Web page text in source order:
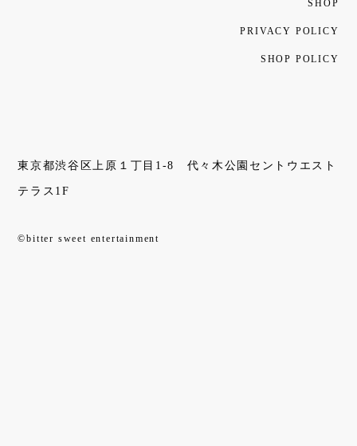
SHOP
PRIVACY POLICY
SHOP POLICY
東京都渋谷区上原１丁目1-8 代々木公園セントウエスト
テラス1F
©bitter sweet entertainment